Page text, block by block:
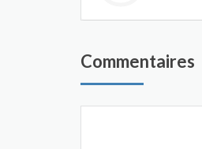
Commentaires